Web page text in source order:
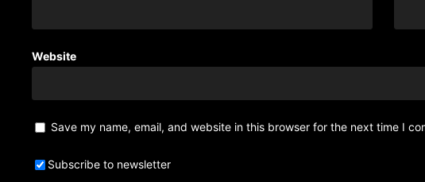
Website
Save my name, email, and website in this browser for the next time I
Subscribe to newsletter